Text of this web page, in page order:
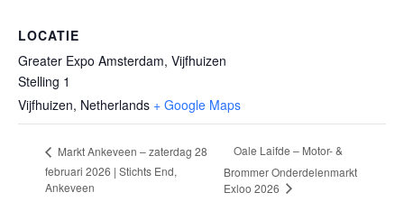
LOCATIE
Greater Expo Amsterdam, Vijfhuizen
Stelling 1
Vijfhuizen, Netherlands + Google Maps
Markt Ankeveen – zaterdag 28
februari 2026 | Stichts End,
Ankeveen
Oale Laifde – Motor- &
Brommer Onderdelenmarkt
Exloo 2026